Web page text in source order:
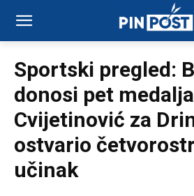
Sportski pregled:
donosi pet
Cvijetinović za
ostvario
učinak